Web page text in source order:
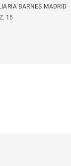
BARNES MADRID
15